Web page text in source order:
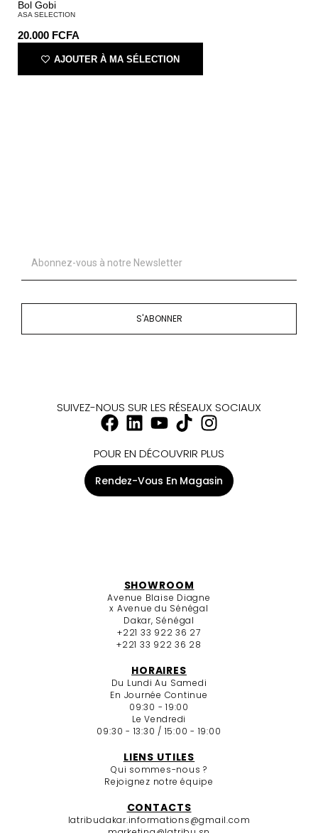
Bol Gobi
ASA SELECTION
20.000 FCFA
AJOUTER À MA SÉLECTION
S'ABONNER
SUIVEZ-NOUS SUR LES RÉSEAUX SOCIAUX
POUR EN DÉCOUVRIR PLUS
Rendez-Vous En Magasin
SHOWROOM
Avenue Blaise Diagne
x Avenue du Sénégal
Dakar, Sénégal
+221 33 922 36 27
+221 33 922 36 28
HORAIRES
Du Lundi Au Samedi
En Journée Continue
09:30 - 19:00
Le Vendredi
09:30 - 13:30 / 15:00 - 19:00
LIENS UTILES
Qui sommes-nous ?
Rejoignez notre équipe
CONTACTS
latribudakar.informations@gmail.com